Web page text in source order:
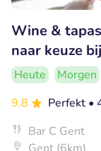
Wine &
naar keuze
Heute Morgen
9.8
Perfekt •
Bar C Gent